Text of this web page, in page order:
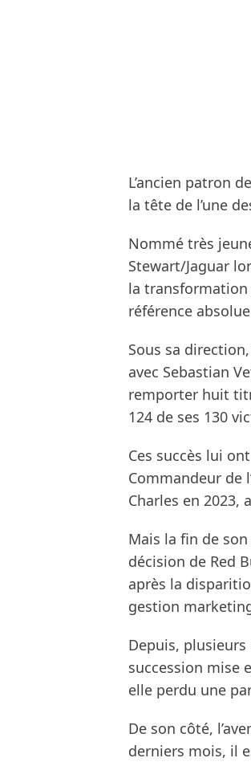
L’ancien patron
la tête de l’une
Nommé très
Stewart/Jaguar
la transformation
référence
Sous sa
avec Sebastian
remporter huit
124 de ses 130
Ces succès lui
Commandeur de
Charles en 2023,
Mais la fin de
décision de Red
après la
gestion
Depuis,
succession mise
elle perdu une
De son côté,
derniers mois, il